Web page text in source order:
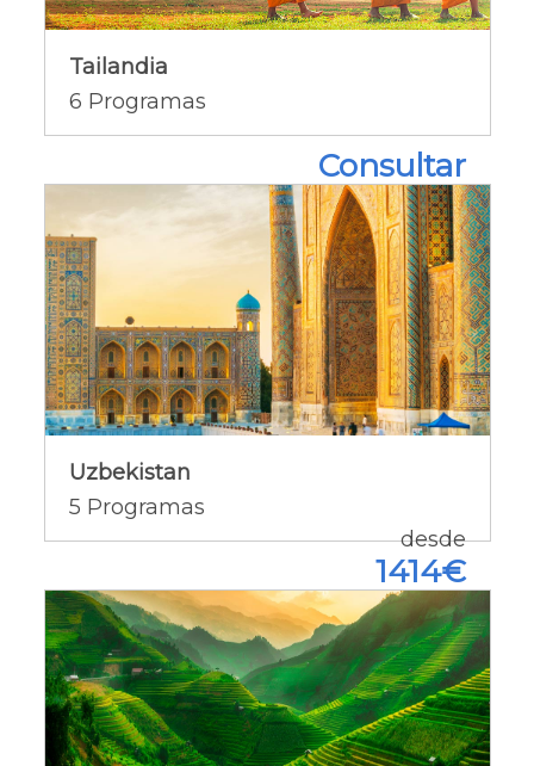
Tailandia
6 Programas
Consultar
Uzbekistan
5 Programas
desde
1414€
Uzbekistan